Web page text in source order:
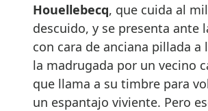
Houellebecq, que cuida al
descuido, y se presenta ante
con cara de anciana pillada a
la madrugada por un vecino
que llama a su timbre para
un espantajo viviente. Pero